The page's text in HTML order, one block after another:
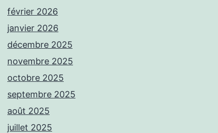
février 2026
janvier 2026
décembre 2025
novembre 2025
octobre 2025
septembre 2025
août 2025
juillet 2025